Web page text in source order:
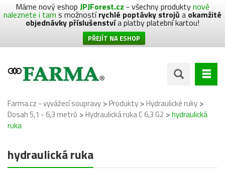
Máme nový eshop JPJForest.cz - všechny produktynově
naleznete i tam s možnostírychlé poptávky strojů a okamžité
objednávky příslušenstvía platby platební kartou!
PŘEJÍT NA ESHOP
Farma.cz - vyvážecí soupravy >Produkty >Hydraulické ruky >
Dosah 5,1 - 6,3 metrů >Hydraulická ruka C 6,3 G2 >hydraulická
ruka
hydraulická ruka